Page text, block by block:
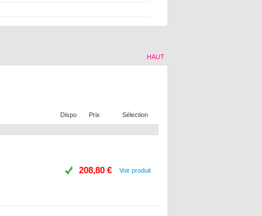
HAUT
Dispo Prix Sélection
208,80 € Voir produit